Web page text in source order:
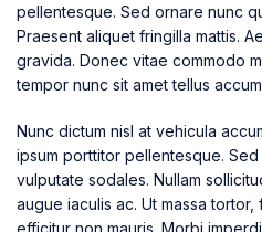
pellentesque. Sed ornare nunc
Praesent aliquet fringilla mattis.
gravida. Donec vitae commodo
tempor nunc sit amet tellus
Nunc dictum nisl at vehicula
ipsum porttitor pellentesque.
vulputate sodales. Nullam
augue iaculis ac. Ut massa tortor,
efficitur non mauris. Morbi